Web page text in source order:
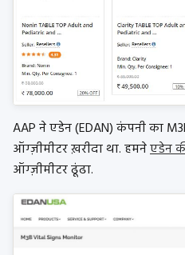
AAP ने एडेन (EDAN) कंपनी का
ऑग्ज़ीमीटरख़रीदा था. हमनेएडेन
ऑग्ज़ीमीटरढूंढा.